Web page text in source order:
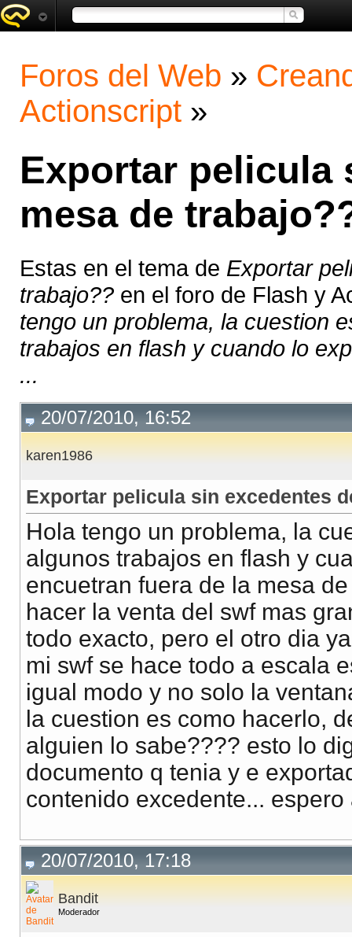
Foros del Web »
Actionscript »
Exportar pelicula
mesa de
Estas en el tema de Exportar
trabajo?? en el foro de Flash y
tengo un problema, la cuestion
trabajos en flash y cuando lo
...
20/07/2010, 16:52
karen1986
Exportar pelicula sin excedentes
Hola tengo un problema, la
algunos trabajos en flash y
encuetran fuera de la mesa
hacer la venta del swf mas
todo exacto, pero el otro dia
mi swf se hace todo a escala
igual modo y no solo la
la cuestion es como hacerlo,
alguien lo sabe???? esto lo
documento q tenia y e
contenido excedente...
20/07/2010, 17:18
Bandit
Moderador